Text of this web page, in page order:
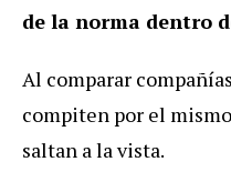
de la norma dentro
Al comparar
compiten por el
saltan a la vista.